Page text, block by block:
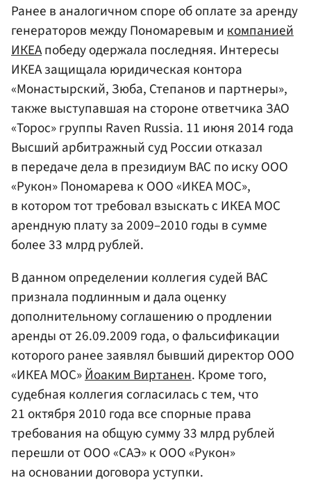
Ранее в аналогичном споре об оплате за аренду
генераторов между Пономаревым и компанией
ИКЕАпобеду одержала последняя. Интересы
ИКЕА защищала юридическая контора
«Монастырский, Зюба, Степанов и партнеры»,
также выступавшая на стороне ответчика ЗАО
«Торос» группы Raven Russia. 11 июня 2014 года
Высший арбитражный суд России отказал
в передаче дела в президиум ВАС по иску ООО
«Рукон» Пономарева к ООО «ИКЕА МОС»,
в котором тот требовал взыскать с ИКЕА МОС
арендную плату за 2009–2010 годы в сумме
более 33 млрд рублей.
В данном определении коллегия судей ВАС
признала подлинным и дала оценку
дополнительному соглашению о продлении
аренды от 26.09.2009 года, о фальсификации
которого ранее заявлял бывший директор ООО
«ИКЕА МОС»Йоаким Виртанен. Кроме того,
судебная коллегия согласилась с тем, что
21 октября 2010 года все спорные права
требования на общую сумму 33 млрд рублей
перешли от ООО «САЭ» к ООО «Рукон»
на основании договора уступки.